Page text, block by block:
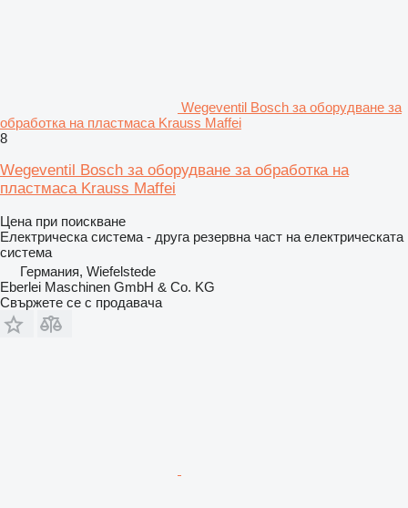
Wegeventil Bosch за оборудване за
обработка на пластмаса Krauss Maffei
8
Wegeventil Bosch за оборудване за обработка на
пластмаса Krauss Maffei
Цена при поискване
Електрическа система - друга резервна част на електрическата
система
Германия, Wiefelstede
Eberlei Maschinen GmbH & Co. KG
Свържете се с продавача